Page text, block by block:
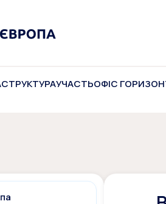
СТРУКТУРАУЧАСТЬОФІС